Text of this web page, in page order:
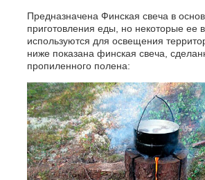
Предназначена Финская свеча в
приготовления еды, но некоторые ее
используются для освещения
ниже показана финская свеча,
пропиленного полена: